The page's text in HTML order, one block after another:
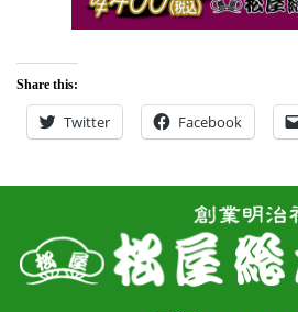
Share this:
Twitter Facebook